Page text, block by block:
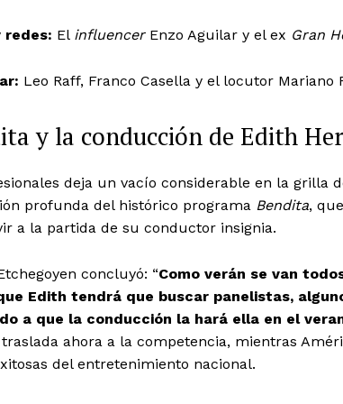
redes: El influencerEnzo Aguilar y el ex Gran
Leo Raff, Franco Casella y el locutor Mariano
y la conducción de Edith
deja un vacío considerable en la grilla
profunda del histórico programa Bendita,
a la partida de su conductor insignia.
concluyó: “Como verán se van
Edith tendrá que buscar panelistas,
a que la conducción la hará ella en el
ahora a la competencia, mientras
del entretenimiento nacional.